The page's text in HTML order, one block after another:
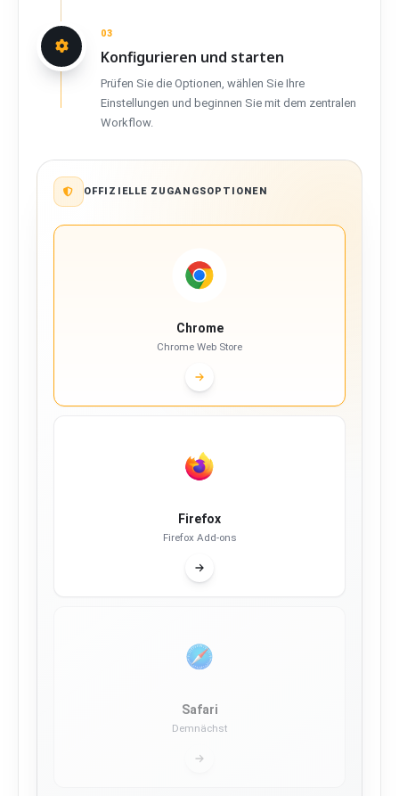
03
Konfigurieren und starten
Prüfen Sie die Optionen, wählen Sie Ihre
Einstellungen und beginnen Sie mit dem zentralen
Workflow.
OFFIZIELLE ZUGANGSOPTIONEN
Chrome
Chrome Web Store
Firefox
Firefox Add-ons
Safari
Demnächst